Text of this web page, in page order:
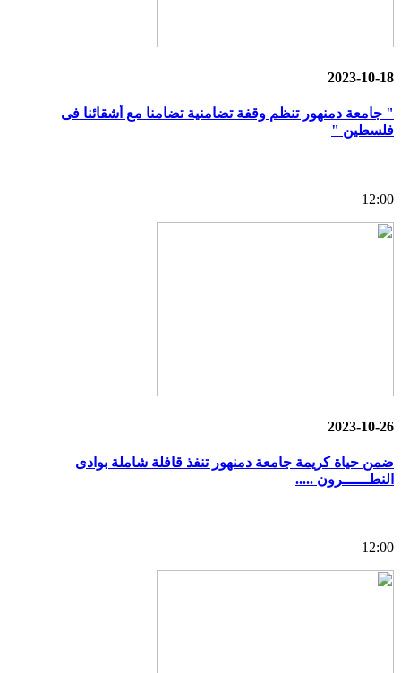
2023-10-18
" جامعة دمنهور تنظم وقفة تضامنية تضامنا مع أشقائنا فى
فلسطين "
12:00
2023-10-26
ضمن حياة كريمة جامعة دمنهور تنفذ قافلة شاملة بوادى
النطــــــرون .....
12:00